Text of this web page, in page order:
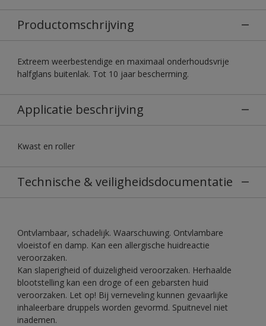
Productomschrijving
Extreem weerbestendige en maximaal onderhoudsvrije
halfglans buitenlak. Tot 10 jaar bescherming.
Applicatie beschrijving
Kwast en roller
Technische & veiligheidsdocumentatie
Ontvlambaar, schadelijk. Waarschuwing. Ontvlambare
vloeistof en damp. Kan een allergische huidreactie
veroorzaken.
Kan slaperigheid of duizeligheid veroorzaken. Herhaalde
blootstelling kan een droge of een gebarsten huid
veroorzaken. Let op! Bij verneveling kunnen gevaarlijke
inhaleerbare druppels worden gevormd. Spuitnevel niet
inademen.